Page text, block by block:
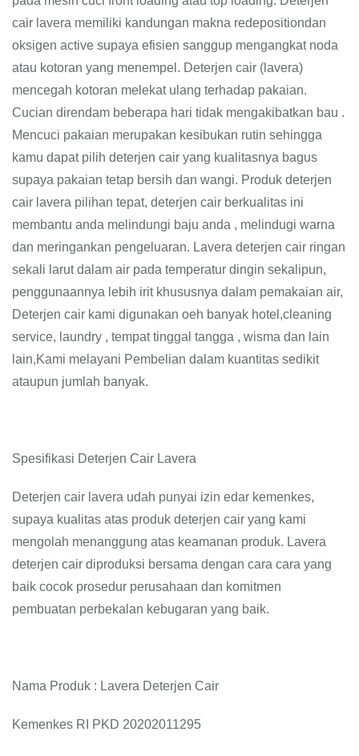
cair lavera memiliki kandungan makna redepositiondan
oksigen active supaya efisien sanggup mengangkat noda
atau kotoran yang menempel. Deterjen cair (lavera)
mencegah kotoran melekat ulang terhadap pakaian.
Cucian direndam beberapa hari tidak mengakibatkan bau .
Mencuci pakaian merupakan kesibukan rutin sehingga
kamu dapat pilih deterjen cair yang kualitasnya bagus
supaya pakaian tetap bersih dan wangi. Produk deterjen
cair lavera pilihan tepat, deterjen cair berkualitas ini
membantu anda melindungi baju anda , melindugi warna
dan meringankan pengeluaran. Lavera deterjen cair ringan
sekali larut dalam air pada temperatur dingin sekalipun,
penggunaannya lebih irit khususnya dalam pemakaian air,
Deterjen cair kami digunakan oeh banyak hotel,cleaning
service, laundry , tempat tinggal tangga , wisma dan lain
lain,Kami melayani Pembelian dalam kuantitas sedikit
ataupun jumlah banyak.
Spesifikasi Deterjen Cair Lavera
Deterjen cair lavera udah punyai izin edar kemenkes,
supaya kualitas atas produk deterjen cair yang kami
mengolah menanggung atas keamanan produk. Lavera
deterjen cair diproduksi bersama dengan cara cara yang
baik cocok prosedur perusahaan dan komitmen
pembuatan perbekalan kebugaran yang baik.
Nama Produk : Lavera Deterjen Cair
Kemenkes RI PKD 20202011295